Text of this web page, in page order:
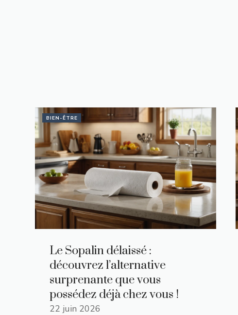
BIEN-ÊTRE
Le Sopalin délaissé :
découvrez l’alternative
surprenante que vous
possédez déjà chez vous !
22 juin 2026